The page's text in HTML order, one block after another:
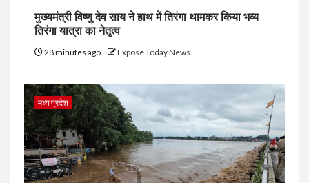
मुख्यमंत्री विष्णु देव साय ने हाथ में तिरंगा थामकर किया भव्य
तिरंगा यात्रा का नेतृत्व
28 minutes ago Expose Today News
मध्य प्रदेश